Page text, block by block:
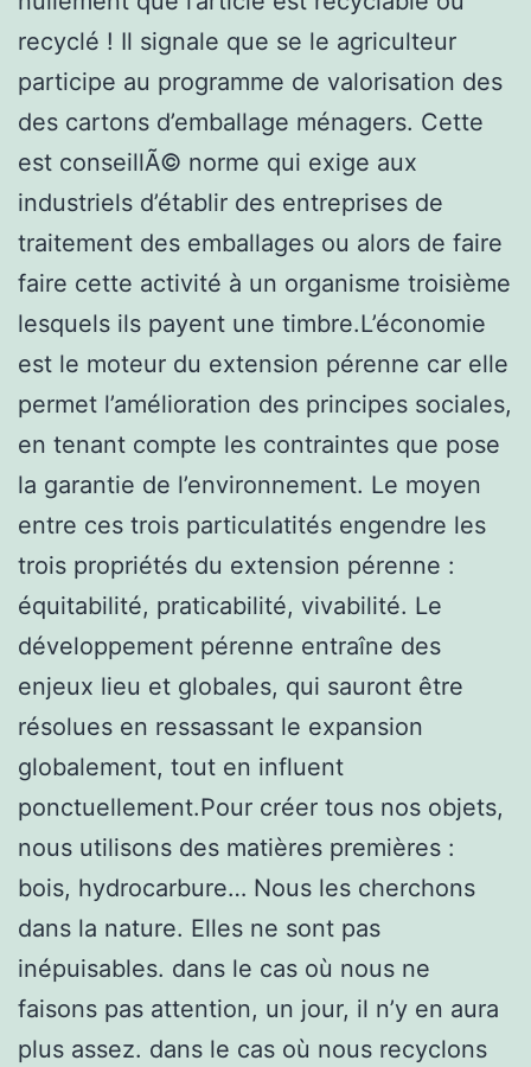
recyclé ! Il signale que se le agriculteur
participe au programme de valorisation des
des cartons d’emballage ménagers. Cette
est conseillÃ© norme qui exige aux
industriels d’établir des entreprises de
traitement des emballages ou alors de faire
faire cette activité à un organisme troisième
lesquels ils payent une timbre.L’économie
est le moteur du extension pérenne car elle
permet l’amélioration des principes sociales,
en tenant compte les contraintes que pose
la garantie de l’environnement. Le moyen
entre ces trois particulatités engendre les
trois propriétés du extension pérenne :
équitabilité, praticabilité, vivabilité. Le
développement pérenne entraîne des
enjeux lieu et globales, qui sauront être
résolues en ressassant le expansion
globalement, tout en influent
ponctuellement.Pour créer tous nos objets,
nous utilisons des matières premières :
bois, hydrocarbure… Nous les cherchons
dans la nature. Elles ne sont pas
inépuisables. dans le cas où nous ne
faisons pas attention, un jour, il n’y en aura
plus assez. dans le cas où nous recyclons